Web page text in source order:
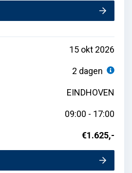
15 okt 2026
2 dagen
EINDHOVEN
09:00 - 17:00
€1.625,-